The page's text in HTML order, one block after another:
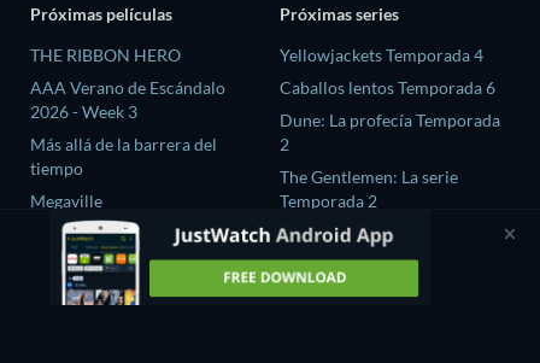
Próximas películas
THE RIBBON HERO
AAA Verano de Escándalo
2026 - Week 3
Más allá de la barrera del
tiempo
Megaville
El proceso de las brujas
Próximas series
Yellowjackets Temporada 4
Caballos lentos Temporada 6
Dune: La profecía Temporada
2
The Gentlemen: La serie
Temporada 2
El amor es ciego: Reino Unido
Temporada 3